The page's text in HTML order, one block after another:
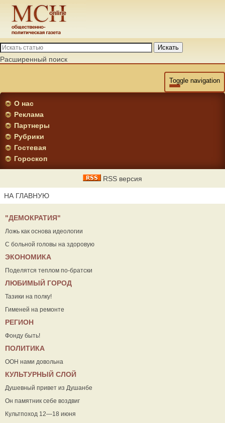
Искать
Расширенный поиск
Toggle navigation
О нас
Реклама
Партнеры
Рубрики
Гостевая
Гороскоп
RSS версия
НА ГЛАВНУЮ
"ДЕМОКРАТИЯ"
Ложь как основа идеологии
С больной головы на здоровую
ЭКОНОМИКА
Поделятся теплом по-братски
ЛЮБИМЫЙ ГОРОД
Тазики на полку!
Гименей на ремонте
РЕГИОН
Фонду быть!
ПОЛИТИКА
ООН нами довольна
КУЛЬТУРНЫЙ СЛОЙ
Душевный привет из Душанбе
Он памятник себе воздвиг
Культпоход 12—18 июня